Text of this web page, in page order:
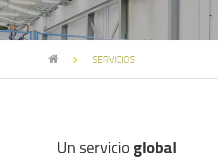
SERVICIOS
Un servicioglobal